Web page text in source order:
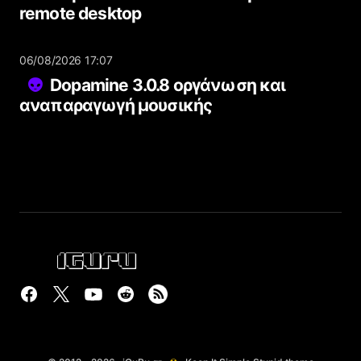
remote desktop
06/08/2026 17:07
Dopamine 3.0.8 οργάνωση και
αναπαραγωγή μουσικής